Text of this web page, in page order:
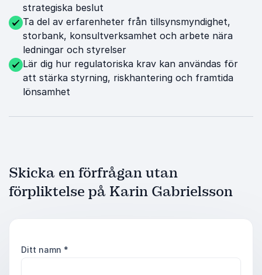
strategiska beslut
Ta del av erfarenheter från tillsynsmyndighet,
storbank, konsultverksamhet och arbete nära
ledningar och styrelser
Lär dig hur regulatoriska krav kan användas för
att stärka styrning, riskhantering och framtida
lönsamhet
Skicka en förfrågan utan
förpliktelse på Karin Gabrielsson
Ditt namn *